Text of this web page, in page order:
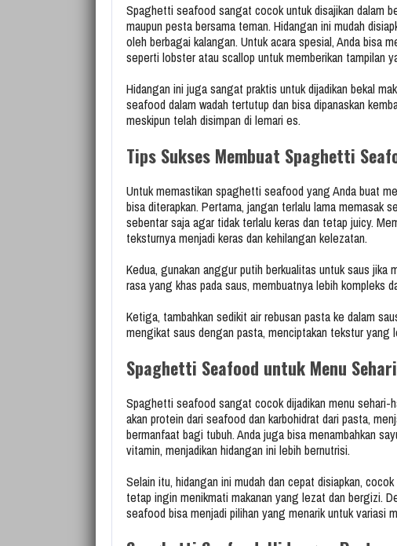
Spaghetti seafood sangat cocok untuk disajikan dalam
maupun pesta bersama teman. Hidangan ini mudah
oleh berbagai kalangan. Untuk acara spesial, Anda bisa
seperti lobster atau scallop untuk memberikan tampilan
Hidangan ini juga sangat praktis untuk dijadikan bekal
seafood dalam wadah tertutup dan bisa dipanaskan
meskipun telah disimpan di lemari es.
Tips Sukses Membuat Spaghetti
Untuk memastikan spaghetti seafood yang Anda buat
bisa diterapkan. Pertama, jangan terlalu lama memasak
sebentar saja agar tidak terlalu keras dan tetap juicy.
teksturnya menjadi keras dan kehilangan kelezatan.
Kedua, gunakan anggur putih berkualitas untuk saus jika
rasa yang khas pada saus, membuatnya lebih kompleks
Ketiga, tambahkan sedikit air rebusan pasta ke dalam
mengikat saus dengan pasta, menciptakan tekstur yang
Spaghetti Seafood untuk Menu
Spaghetti seafood sangat cocok dijadikan menu sehari-
akan protein dari seafood dan karbohidrat dari pasta,
bermanfaat bagi tubuh. Anda juga bisa menambahkan
vitamin, menjadikan hidangan ini lebih bernutrisi.
Selain itu, hidangan ini mudah dan cepat disiapkan,
tetap ingin menikmati makanan yang lezat dan bergizi.
seafood bisa menjadi pilihan yang menarik untuk variasi